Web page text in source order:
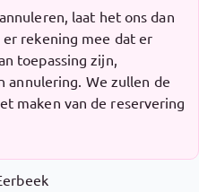
laat het ons dan
rekening mee dat er
toepassing zijn,
annulering. We zullen de
maken van de reservering